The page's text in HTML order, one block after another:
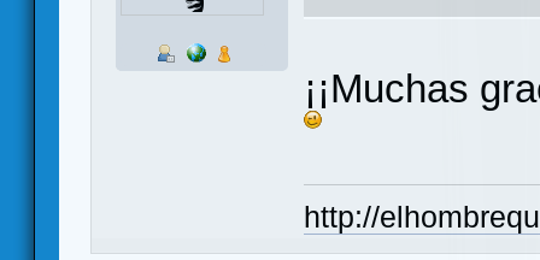
¡¡Muchas
http://